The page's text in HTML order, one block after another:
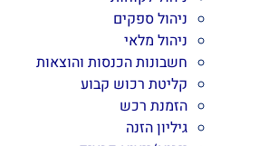
ניהול ספקים
ניהול מלאי
חשבונות הכנסות והוצאות
קליטת רכוש קבוע
הזמנת רכש
גיליון הזנה